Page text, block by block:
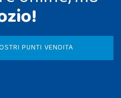
PUNTI VENDITA